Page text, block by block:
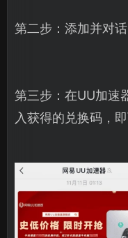
第二步：添加并对
第三步：在UU加速
入获得的兑换码，